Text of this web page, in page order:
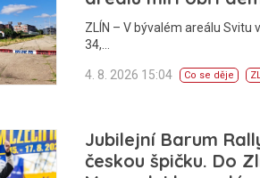
ZLÍN – V bývalém areálu Svitu
34,…
4. 8. 2026 15:04 Co se děje ZL
Jubilejní Barum
českou špičku. Do